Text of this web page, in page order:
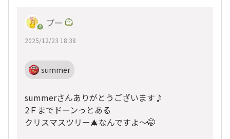
プー
2025/12/23 18:38
summer
summerさんありがとうございます♪
2Ｆまでドーンっとある
クリスマスツリー🎄なんですよ〜🤭